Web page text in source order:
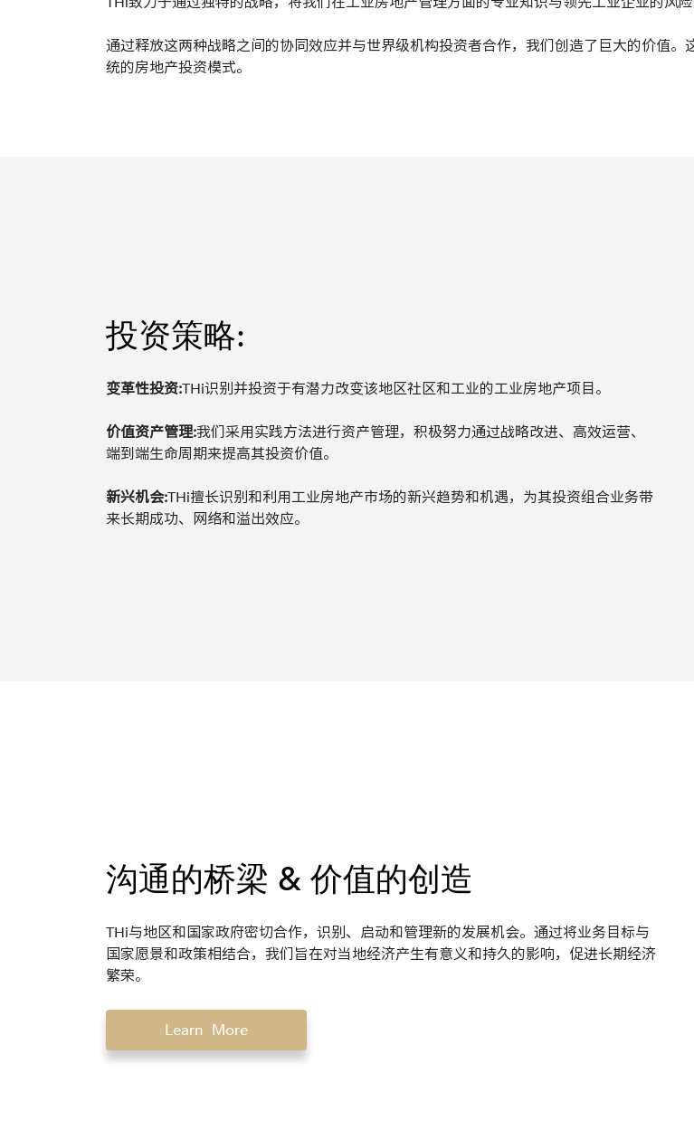
通过释放这两种战略之间的协同效应并与世界级机构投资者合作，我们创造了巨大的价值
统的房地产投资模式。
投资策略:
变革性投资:THi识别并投资于有潜力改变该地区社区和工业的工业房地产项目。
价值资产管理:我们采用实践方法进行资产管理，积极努力通过战略改进、高效运营、
端到端生命周期来提高其投资价值。
新兴机会:THi擅长识别和利用工业房地产市场的新兴趋势和机遇，为其投资组合业务带
来长期成功、网络和溢出效应。
沟通的桥梁 & 价值的创造
THi与地区和国家政府密切合作，识别、启动和管理新的发展机会。通过将业务目标与
国家愿景和政策相结合，我们旨在对当地经济产生有意义和持久的影响，促进长期经济
繁荣。
Learn More